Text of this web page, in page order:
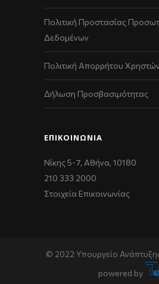
Πολιτική Προστασίας
Δεδομένων
Πολιτική Απορρήτου Χρηστών
Δήλωση Προσβασιμότητας
ΕΠΙΚΟΙΝΩΝΊΑ
Νίκης 5-7, Αθήνα, 10180
210 333 2000
Στοιχεία Επικοινωνίας
© 2022 Υπουργείο
powered by